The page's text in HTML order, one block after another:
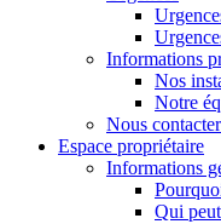
Informations
Nos
Notre
Nous
Espace propriétaire
Informations
Qui